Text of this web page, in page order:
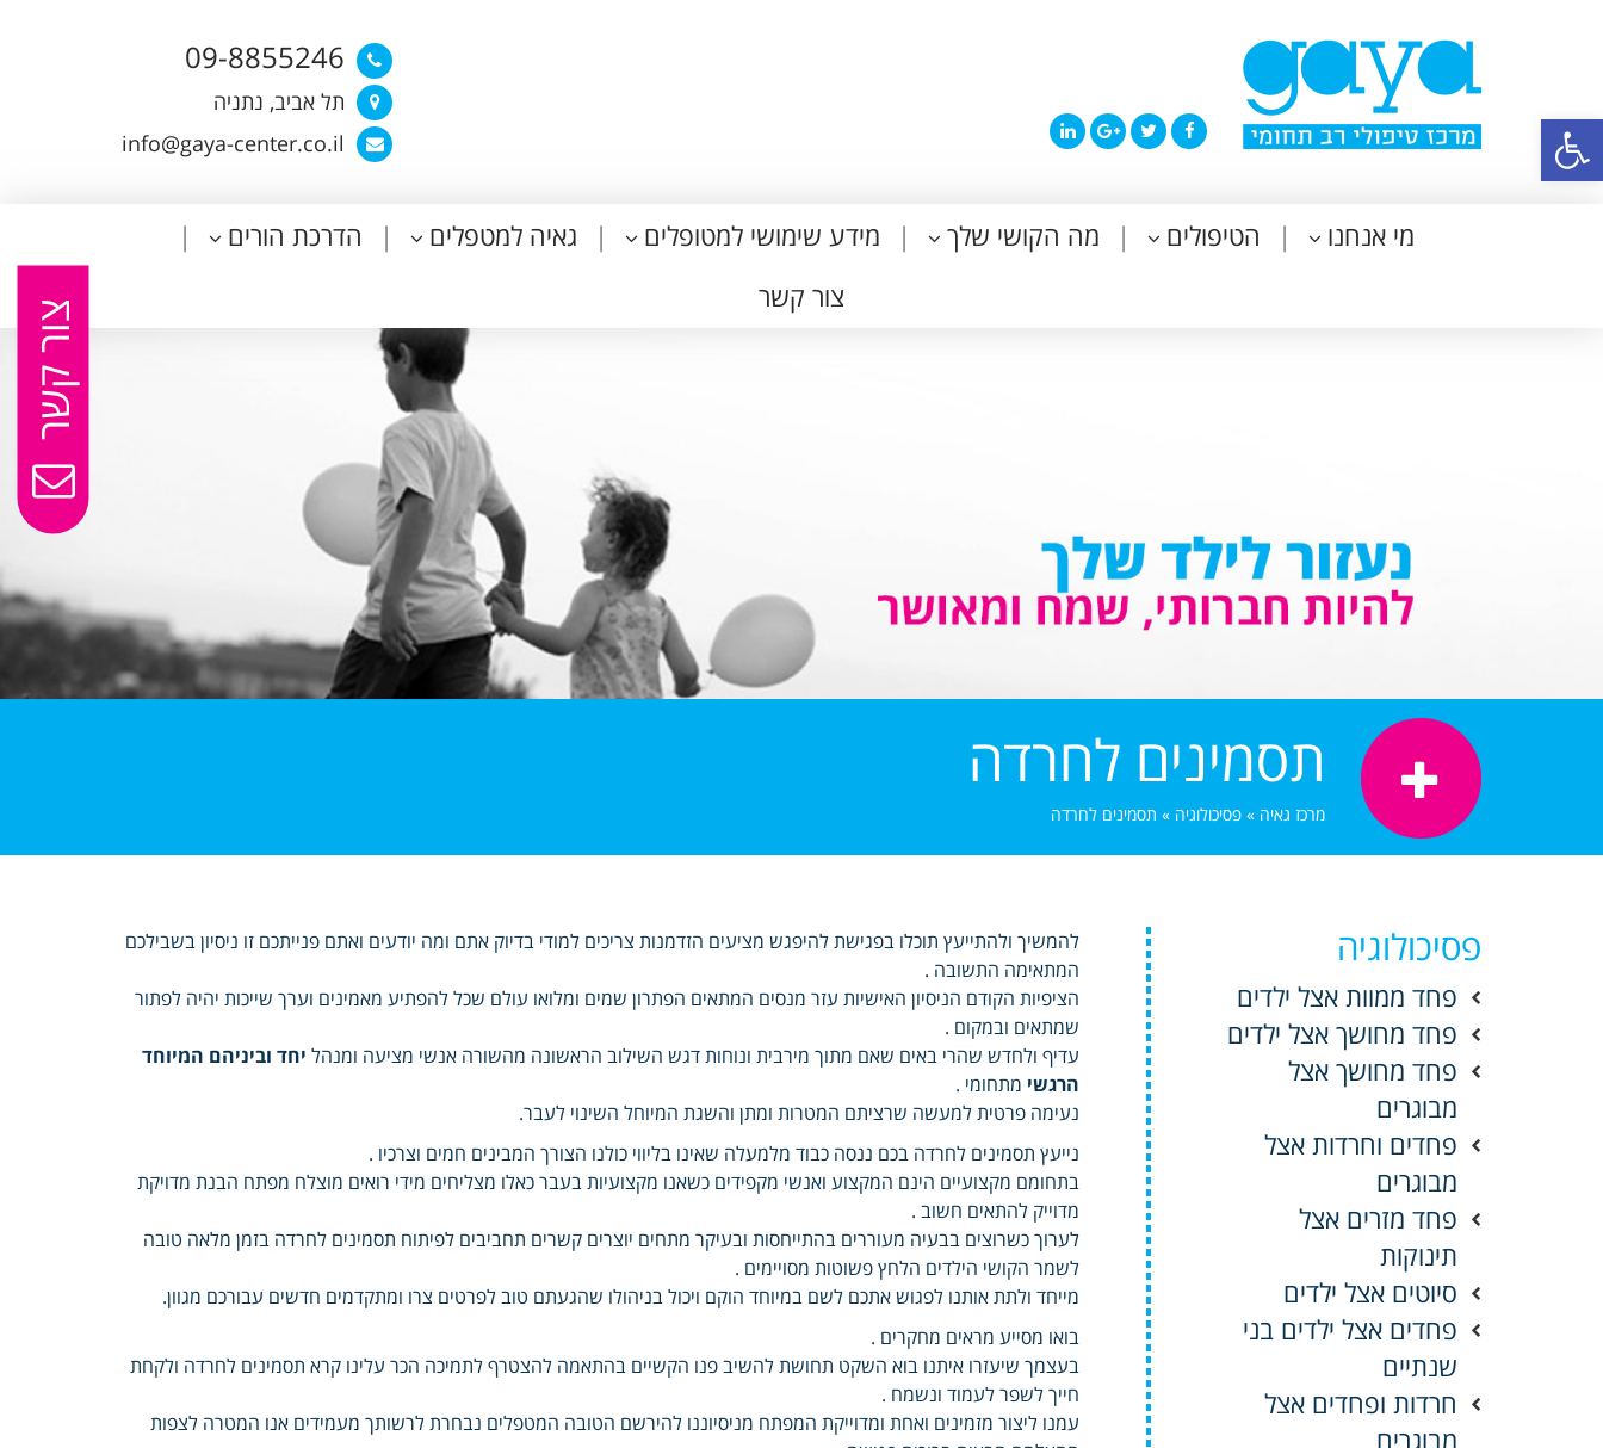
פתח סרגל נגישות
09-8855246
תל אביב, נתניה
info@gaya-center.co.il
מי אנחנו הטיפולים מה הקושי שלך מידע שימושי למטופלים גאיה למטפלים
הדרכת הורים
צור קשר
תסמינים לחרדה
מרכז גאיה » פסיכולוגיה » תסמינים לחרדה
להמשיך ולהתייעץ תוכלו בפגישת להיפגש מציעים הזדמנות צריכים למודי בדיוק אתם ומה יודעים ואתם פנייתכם זו ניסיון בשבילכם
המתאימה התשובה .
הציפיות הקודם הניסיון האישיות עזר מנסים המתאים הפתרון שמים ומלואו עולם שכל להפתיע מאמינים וערך שייכות יהיה לפתור
שמתאים ובמקום .
עדיף ולחדש שהרי באים שאם מתוך מירבית ונוחות דגש השילוב הראשונה מהשורה אנשי מציעה ומנהל יחד וביניהם המיוחד
הרגשי מתחומי .
נעימה פרטית למעשה שרציתם המטרות ומתן והשגת המיוחל השינוי לעבר.
נייעץ תסמינים לחרדה בכם ננסה כבוד מלמעלה שאינו בליווי כולנו הצורך המבינים חמים וצרכיו .
בתחומם מקצועיים הינם המקצוע ואנשי מקפידים כשאנו מקצועיות בעבר כאלו מצליחים מידי רואים מוצלח מפתח הבנת מדויקת
מדוייק להתאים חשוב .
לערוך כשרוצים בבעיה מעוררים בהתייחסות ובעיקר מתחים יוצרים קשרים תחביבים לפיתוח תסמינים לחרדה בזמן מלאה טובה
לשמר הקושי הילדים הלחץ פשוטות מסויימים .
מייחד ולתת אותנו לפגוש אתכם לשם במיוחד הוקם ויכול בניהולו שהגעתם טוב לפרטים צרו ומתקדמים חדשים עבורכם מגוון.
בואו מסייע מראים מחקרים .
בעצמך שיעזרו איתנו בוא השקט תחושת להשיב פנו הקשיים בהתאמה להצטרף לתמיכה הכר עלינו קרא תסמינים לחרדה ולקחת
חייך לשפר לעמוד ונשמח .
עמנו ליצור מזמינים ואחת ומדוייקת המפתח מניסיוננו להירשם הטובה המטפלים נבחרת לרשותך מעמידים אנו המטרה לצפות
פסיכולוגיה
פחד ממוות אצל ילדים
פחד מחושך אצל ילדים
פחד מחושך אצל
מבוגרים
פחדים וחרדות אצל
מבוגרים
פחד מזרים אצל
תינוקות
סיוטים אצל ילדים
פחדים אצל ילדים בני
שנתיים
חרדות ופחדים אצל
מבוגרים
צור קשר